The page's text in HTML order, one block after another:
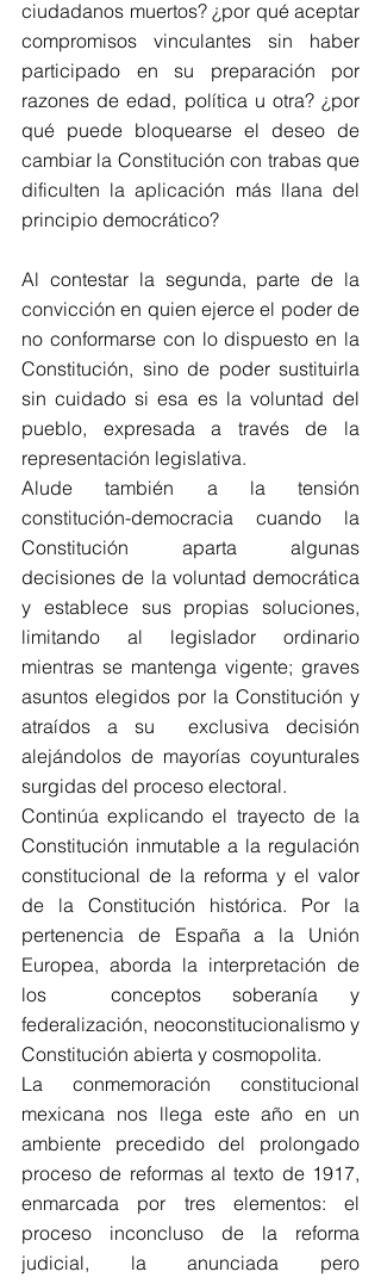
ciudadanos muertos? ¿por qué aceptar
compromisos vinculantes sin haber
participado en su preparación por
razones de edad, política u otra? ¿por
qué puede bloquearse el deseo de
cambiar la Constitución con trabas que
dificulten la aplicación más llana del
principio democrático?
Al contestar la segunda, parte de la
convicción en quien ejerce el poder de
no conformarse con lo dispuesto en la
Constitución, sino de poder sustituirla
sin cuidado si esa es la voluntad del
pueblo, expresada a través de la
representación legislativa.
Alude también a la tensión
constitución-democracia cuando la
Constitución aparta algunas
decisiones de la voluntad democrática
y establece sus propias soluciones,
limitando al legislador ordinario
mientras se mantenga vigente; graves
asuntos elegidos por la Constitución y
atraídos a su  exclusiva decisión
alejándolos de mayorías coyunturales
surgidas del proceso electoral.
Continúa explicando el trayecto de la
Constitución inmutable a la regulación
constitucional de la reforma y el valor
de la Constitución histórica. Por la
pertenencia de España a la Unión
Europea, aborda la interpretación de
los  conceptos soberanía y
federalización, neoconstitucionalismo y
Constitución abierta y cosmopolita.
La conmemoración constitucional
mexicana nos llega este año en un
ambiente precedido del prolongado
proceso de reformas al texto de 1917,
enmarcada por tres elementos: el
proceso inconcluso de la reforma
judicial, la anunciada pero